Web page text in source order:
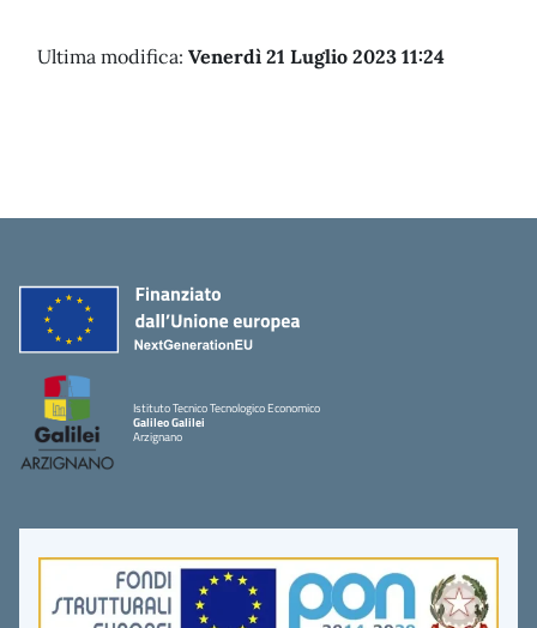
Ultima modifica: Venerdì 21 Luglio 2023 11:24
Istituto Tecnico Tecnologico Economico
Galileo Galilei
Arzignano